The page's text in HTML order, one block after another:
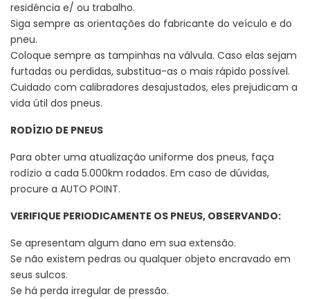
residência e/ ou trabalho.
Siga sempre as orientações do fabricante do veículo e do
pneu.
Coloque sempre as tampinhas na válvula. Caso elas sejam
furtadas ou perdidas, substitua-as o mais rápido possível.
Cuidado com calibradores desajustados, eles prejudicam a
vida útil dos pneus.
RODÍZIO DE PNEUS
Para obter uma atualização uniforme dos pneus, faça
rodízio a cada 5.000km rodados. Em caso de dúvidas,
procure a AUTO POINT.
VERIFIQUE PERIODICAMENTE OS PNEUS, OBSERVANDO:
Se apresentam algum dano em sua extensão.
Se não existem pedras ou qualquer objeto encravado em
seus sulcos.
Se há perda irregular de pressão.